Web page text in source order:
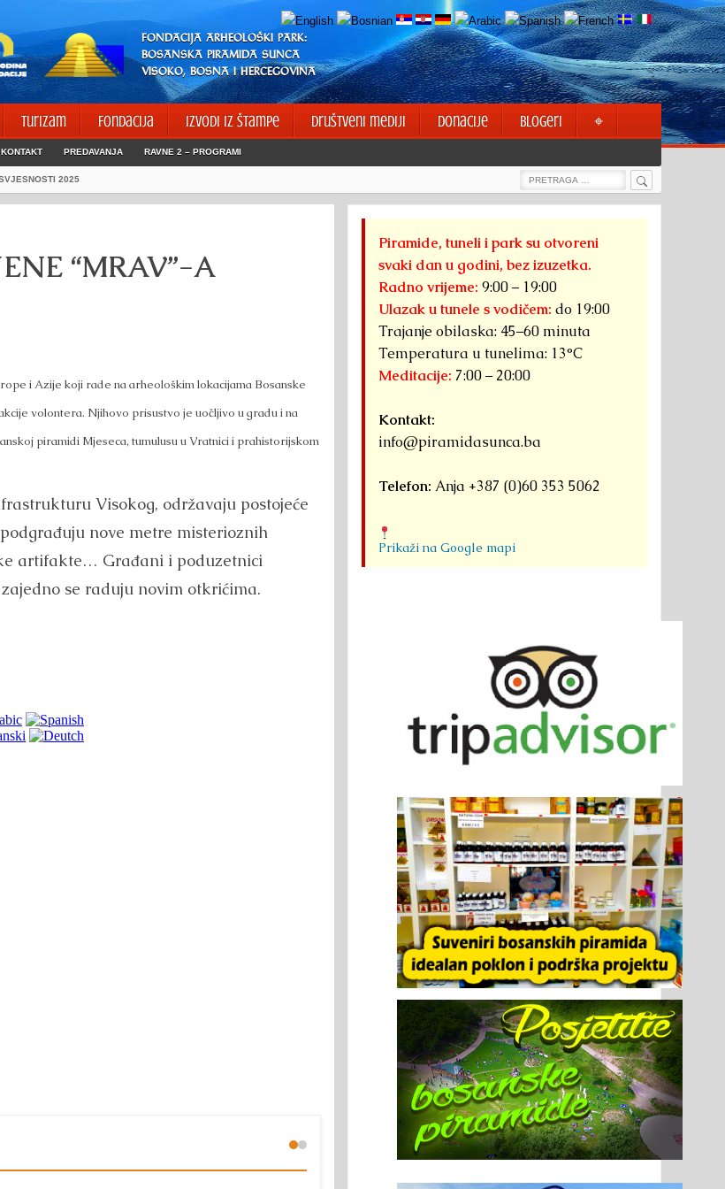
FONDACIJA ARHEOLOŠKI PARK:
BOSANSKA PIRAMIDA SUNCA
VISOKO, BOSNA I HERCEGOVINA
Turizam Fondacija Izvodi iz štampe Društveni mediji Donacije Blogeri ⌖
KONTAKT PREDAVANJA RAVNE 2 – PROGRAMI
2025
Search
Search
“MRAV”-A
i Azije koji rade na arheološkim lokacijama Bosanske
volontera. Njihovo prisustvo je uočljivo u gradu i na
piramidi Mjeseca, tumulusu u Vratnici i prahistorijskom
Visokog, održavaju postojeće
nove metre misterioznih
artifakte… Građani i poduzetnici
se raduju novim otkrićima.
Piramide, tuneli i park su otvoreni
svaki dan u godini, bez izuzetka.
Radno vrijeme: 9:00 – 19:00
Ulazak u tunele s vodičem: do 19:00
Trajanje obilaska: 45–60 minuta
Temperatura u tunelima: 13°C
Meditacije: 7:00 – 20:00
Kontakt:
info@piramidasunca.ba
Telefon: Anja +387 (0)60 353 5062
Prikaži na Google mapi